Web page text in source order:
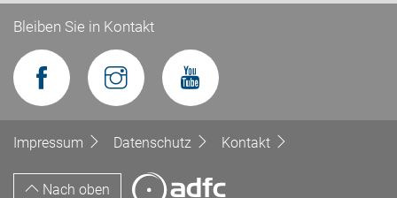
Bleiben Sie in Kontakt
Impressum Datenschutz Kontakt
Nach oben